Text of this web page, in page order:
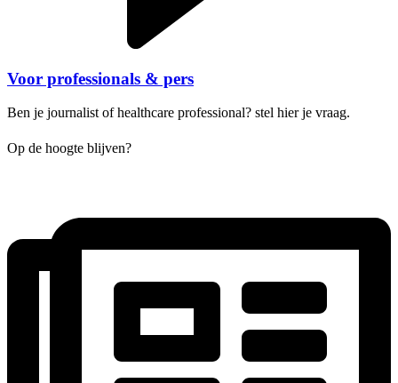
Voor professionals & pers
Ben je journalist of healthcare professional? stel hier je vraag.
Op de hoogte blijven?